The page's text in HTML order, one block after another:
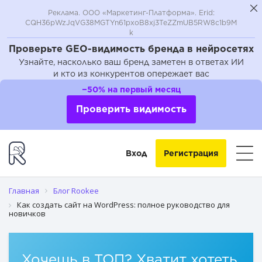
Проверьте GEO-видимость бренда в нейросетях
Узнайте, насколько ваш бренд заметен в ответах ИИ
и кто из конкурентов опережает вас
Реклама. ООО «Маркетинг-Платформа». Erid:
CQH36pWzJqVG38MGTYn61pxoB8xj3TeZZmUB5RW8c1b9M
k
−50% на первый месяц
Проверить видимость
Вход Регистрация
Главная
Блог Rookee
Как создать сайт на WordPress: полное руководство для
новичков
Почему выбирают WordPress
Шаг 1. Хостинг и домен
Шаг 3. Выбор темы
Шаг 4. Настройка темы и сайта
Шаг 5. Используем плагины для комфортной и